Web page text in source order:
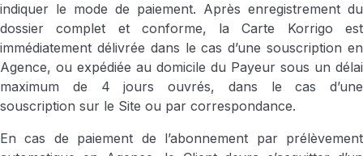
indiquer le mode de paiement. Après enregistrement du
dossier complet et conforme, la Carte Korrigo est
immédiatement délivrée dans le cas d’une souscription en
Agence, ou expédiée au domicile du Payeur sous un délai
maximum de 4 jours ouvrés, dans le cas d’une
souscription sur le Site ou par correspondance.
En cas de paiement de l’abonnement par prélèvement